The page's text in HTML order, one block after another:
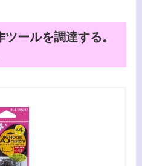
ールを調達する。